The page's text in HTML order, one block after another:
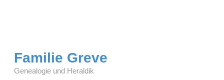
Familie Greve
Genealogie und Heraldik